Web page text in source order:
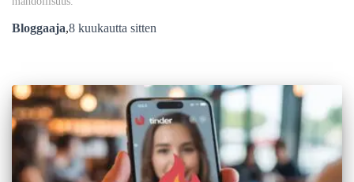
Bloggaaja,8 kuukautta sitten